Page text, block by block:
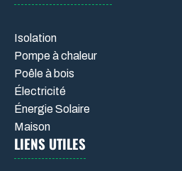
Isolation
Pompe à chaleur
Poêle à bois
Électricité
Énergie Solaire
Maison
LIENS UTILES